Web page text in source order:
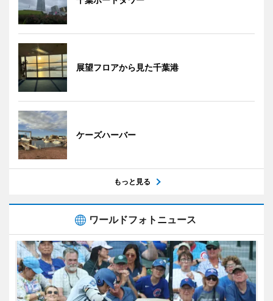
展望フロアから見た千葉港
ケーズハーバー
もっと見る
ワールドフォトニュース